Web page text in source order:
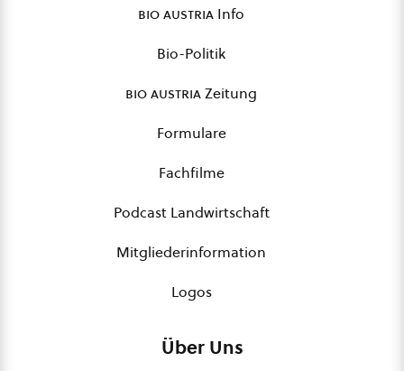
bio austria Info
Bio-Politik
bio austriaZeitung
Formulare
Fachfilme
Podcast Landwirtschaft
Mitgliederinformation
Logos
Über Uns